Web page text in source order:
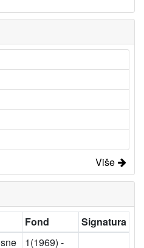
Više
Fond
Signatura
1(1969) -